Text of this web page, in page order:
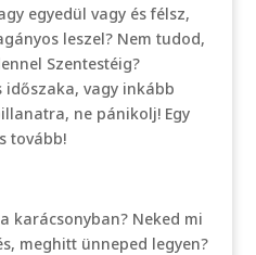
egyedül vagy és félsz,
leszel? Nem tudod,
Szentestéig?
vagy inkább
ne pánikolj! Egy
tovább!
karácsonyban? Neked mi
meghitt ünneped legyen?